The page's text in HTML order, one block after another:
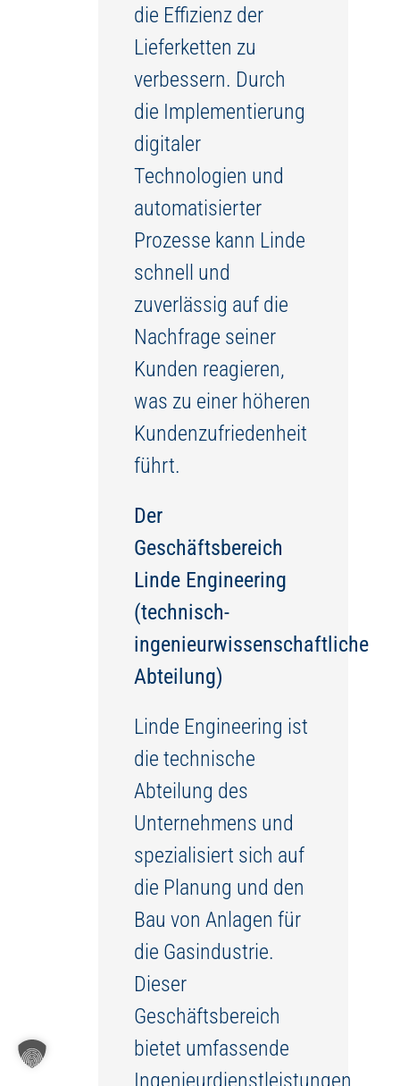
die Effizienz der
Lieferketten zu
verbessern. Durch
die Implementierung
digitaler
Technologien und
automatisierter
Prozesse kann Linde
schnell und
zuverlässig auf die
Nachfrage seiner
Kunden reagieren,
was zu einer höheren
Kundenzufriedenheit
führt.
Der
Geschäftsbereich
Linde Engineering
(technisch-
ingenieurwissenschaftliche
Abteilung)
Linde Engineering ist
die technische
Abteilung des
Unternehmens und
spezialisiert sich auf
die Planung und den
Bau von Anlagen für
die Gasindustrie.
Dieser
Geschäftsbereich
bietet umfassende
Ingenieurdienstleistungen